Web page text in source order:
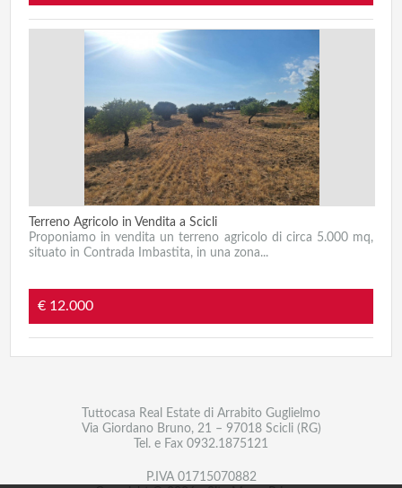
Terreno Agricolo in Vendita a Scicli
Proponiamo in vendita un terreno agricolo di circa 5.000 mq,
situato in Contrada Imbastita, in una zona...
€ 12.000
Tuttocasa Real Estate di Arrabito Guglielmo
Via Giordano Bruno, 21 – 97018 Scicli (RG)
Tel. e Fax 0932.1875121
P.IVA 01715070882